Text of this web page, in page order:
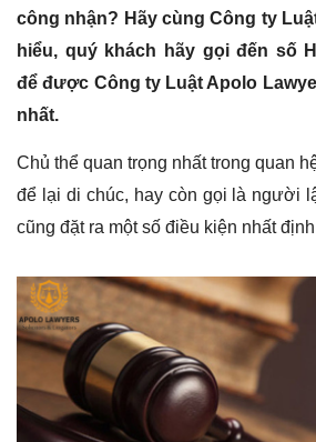
công nhận? Hãy cùng Công ty
hiểu, quý khách hãy gọi đến số
để được Công ty Luật Apolo
nhất.
Chủ thể quan trọng nhất trong quan
để lại di chúc, hay còn gọi là người
cũng đặt ra một số điều kiện nhất